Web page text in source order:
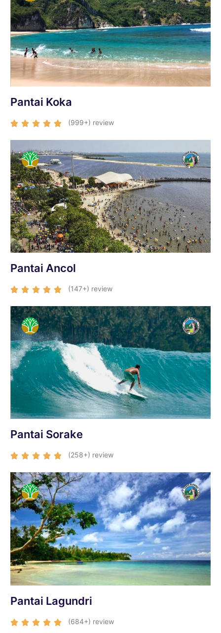
Pantai Koka
     (999+) review
Pantai Ancol
     (147+) review
Pantai Sorake
     (258+) review
Pantai Lagundri
     (684+) review